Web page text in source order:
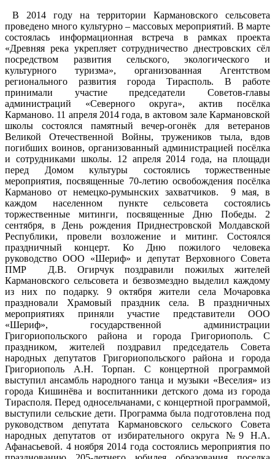
В 2014 году на территории Кармановского сельсовета
проведено много культурно – массовых мероприятий. В марте
состоялась информационная встреча в рамках проекта
«Древняя река укрепляет сотрудничество днестровских сёл
посредством развития сельского, экологического и
культурного туризма», организованная Агентством
регионального развития города Тирасполь. В работе
принимали участие председатели Советов-главы
администраций «Северного округа», актив посёлка
Карманово. 11 апреля 2014 года, в актовом зале Кармановской
школы состоялся памятный вечер-огонёк для ветеранов
Великой Отечественной Войны, тружеников тыла, вдов
погибших воинов, организованный администрацией посёлка
и сотрудниками школы. 12 апреля 2014 года, на площади
перед Домом культуры состоялись торжественные
мероприятия, посвященные 70-летию освобождения посёлка
Карманово от немецко-румынских захватчиков. 9 мая, в
каждом населенном пункте сельсовета состоялись
торжественные митинги, посвященные Дню Победы. 2
сентября, в День рождения Приднестровской Молдавской
Республики, провели возложение и митинг. Состоялся
праздничный концерт. Ко Дню пожилого человека
руководство ООО «Шериф» и депутат Верховного Совета
ПМР Д.В. Огирчук поздравили пожилых жителей
Кармановского сельсовета и безвозмездно выделил каждому
из них по подарку. 9 октября жители села Мочаровка
праздновали Храмовый праздник села. В праздничных
мероприятиях приняли участие представители ООО
«Шериф», государственной администрации
Григориопольского района и города Григориополь. С
праздником, жителей поздравил председатель Совета
народных депутатов Григориопольского района и города
Григориополь А.Н. Торпан. С концертной программой
выступил ансамбль народного танца и музыки «Веселия» из
города Кишинёва и воспитанники детского дома из города
Тирасполя. Перед односельчанами, с концертной программой,
выступили сельские дети. Программа была подготовлена под
руководством депутата Кармановского сельского Совета
народных депутатов от избирательного округа №9 Н.А.
Афанасьевой. 4 ноября 2014 года состоялись мероприятия по